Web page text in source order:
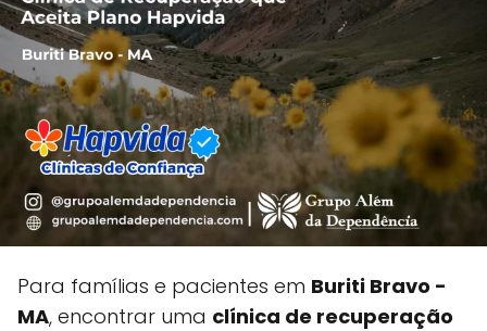
Para famílias e pacientes em Buriti Bravo -
MA, encontrar uma clínica de recuperação